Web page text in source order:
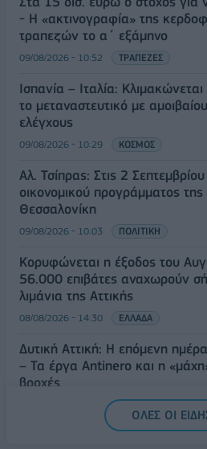
- Η «ακτινογραφία» της
τραπεζών το α΄ εξάμηνο
09/08/2026 - 10:52 ΤΡΑΠΕΖΕΣ
Ισπανία – Ιταλία:
το μεταναστευτικό με
ελέγχους
09/08/2026 - 10:29 ΚΟΣΜΟΣ
Αλ. Τσίπρας: Στις 2
οικονομικού προγράμματος
Θεσσαλονίκη
09/08/2026 - 10:03 ΠΟΛΙΤΙΚΗ
Κορυφώνεται η έξοδος του
56.000 επιβάτες αναχωρούν
λιμάνια της Αττικής
08/08/2026 - 14:30 ΕΛΛΑΔΑ
Δυτική Αττική: Η επόμενη
– Τα έργα Antinero και η
βροχές
ΕΛΛΑΔΑ
Ειδικό Χωροταξικό για τον
ΟΛΕΣ ΟΙ